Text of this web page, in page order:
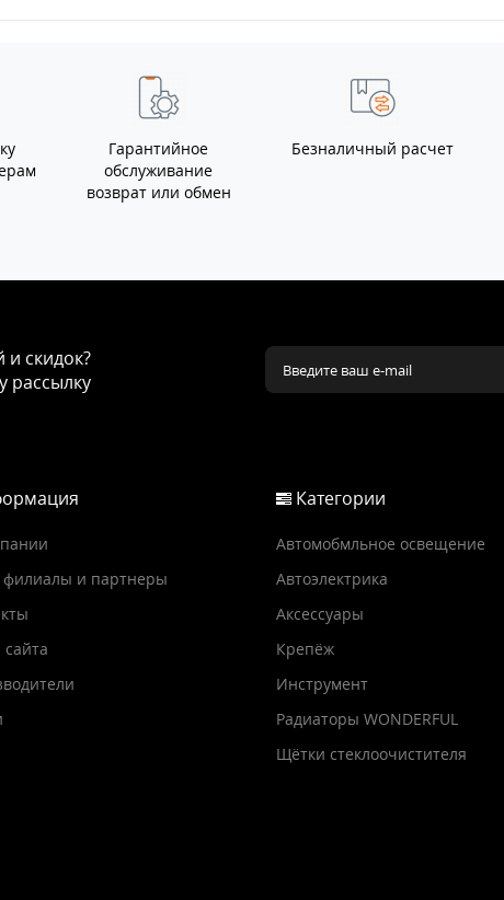
Гарантийное
обслуживание
возврат или обмен
Безналичный расчет
и скидок?
рассылку
и партнеры
сайта
Категории
Автомобмльное освещение
Автоэлектрика
Аксессуары
Крепёж
Инструмент
Радиаторы WONDERFUL
Щётки стеклоочистителя